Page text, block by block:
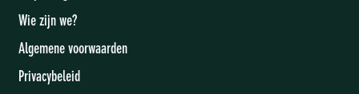
Wie zijn we?
Algemene voorwaarden
Privacybeleid